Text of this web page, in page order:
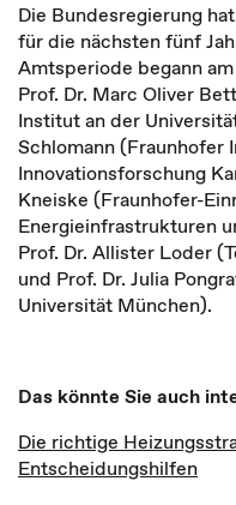
Die Bundesregierung
für die nächsten fünf
Amtsperiode begann
Prof. Dr. Marc Oliver
Institut an der
Schlomann (Fraunhofer
Innovationsforschung
Kneiske (Fraunhofer-
Energieinfrastrukturen
Prof. Dr. Allister Loder
und Prof. Dr. Julia
Universität München).
Das könnte Sie auch
Die richtige
Entscheidungshilfen